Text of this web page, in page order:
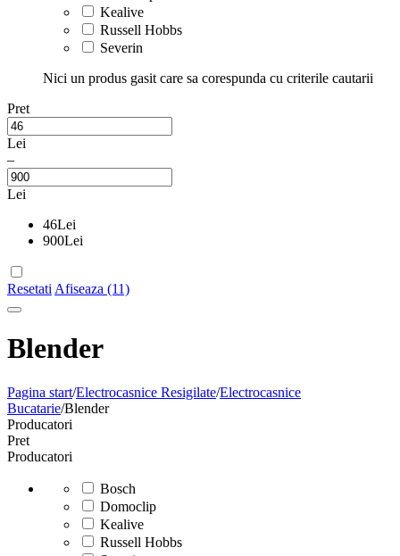
Kealive
Russell Hobbs
Severin
Nici un produs gasit care sa corespunda cu criterile cautarii
Pret
Lei
–
Lei
46Lei
900Lei
Resetati Afiseaza (11)
Blender
Pagina start/Electrocasnice Resigilate/Electrocasnice
Bucatarie/Blender
Producatori
Pret
Producatori
Bosch
Domoclip
Kealive
Russell Hobbs